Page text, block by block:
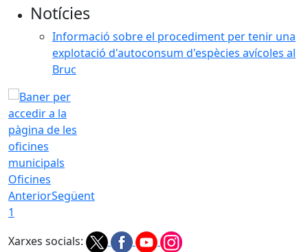
Notícies
Informació sobre el procediment per tenir una
explotació d'autoconsum d'espècies avícoles al
Bruc
Oficines
AnteriorSegüent
1
Xarxes socials: